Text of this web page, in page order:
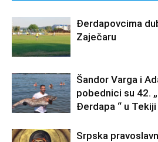
Đerdapovcima
Zaječaru
Šandor Varga i
pobednici su 42.
Đerdapa “ u Tekiji
Srpska